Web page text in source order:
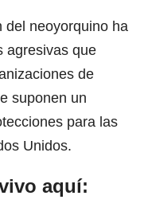
del neoyorquino ha
agresivas que
de
suponen un
para las
Unidos.
aquí: